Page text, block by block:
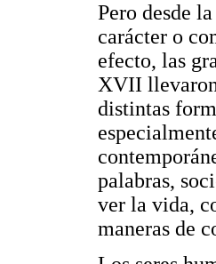
Pero desde
carácter o
efecto, las
XVII llevaron
distintas
palabras,
ver la vida,
maneras de